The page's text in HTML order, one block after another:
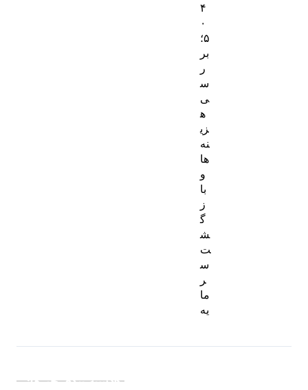
۴
۰
۵؛
بر
ر
س
ی
ه
زی
نه‌
ها
و
با
ز
گ
ش
ت
س
ر
ما
یه
دسته بندی خبرها: